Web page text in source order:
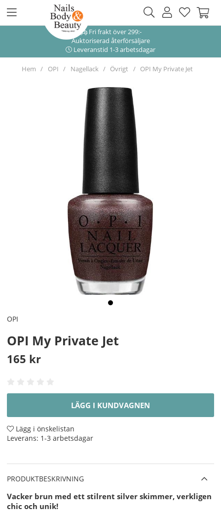
Fri frakt över 299:-
Auktoriserad återförsäljare
Leveranstid 1-3 arbetsdagar
Hem OPI Nagellack Övrigt OPI My Private Jet
OPI
OPI My Private Jet
165 kr
LÄGG I KUNDVAGNEN
Lägg i önskelistan
Leverans: 1-3 arbetsdagar
PRODUKTBESKRIVNING
Vacker brun med ett stilrent silver skimmer, verkligen
chic och unik!